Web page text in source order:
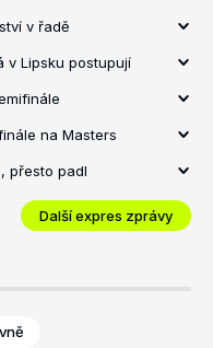
v řadě
v Lipsku postupují
na Masters
přesto padl
Další expres zprávy